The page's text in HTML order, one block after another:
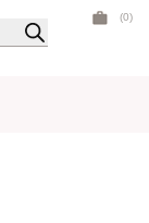
(0)